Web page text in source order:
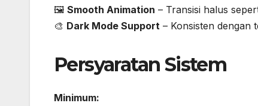
🖼️ Smooth Animation – Transisi halus
🎨 Dark Mode Support – Konsisten dengan
Persyaratan Sistem
Minimum: